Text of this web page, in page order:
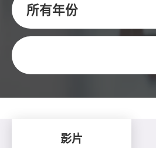
所有年份
关键字
影片